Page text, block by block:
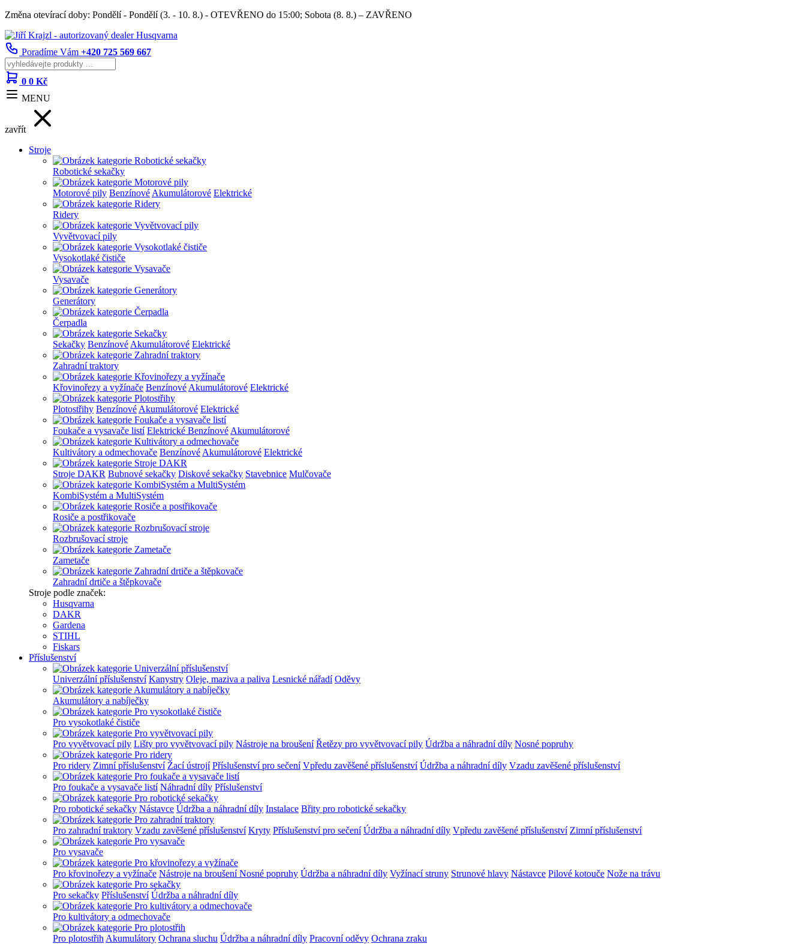
Změna otevírací doby: Pondělí - Pondělí (3. - 10. 8.) - OTEVŘENO do 15:00; Sobota (8. 8.) – ZAVŘENO
Poradíme Vám +420 725 569 667
0 0 Kč
MENU
zavřít
Stroje
Robotické sekačky
Motorové pily Benzínové Akumulátorové Elektrické
Ridery
Vyvětvovací pily
Vysokotlaké čističe
Vysavače
Generátory
Čerpadla
Sekačky Benzínové Akumulátorové Elektrické
Zahradní traktory
Křovinořezy a vyžínače Benzínové Akumulátorové Elektrické
Plotostřihy Benzínové Akumulátorové Elektrické
Foukače a vysavače listí Elektrické Benzínové Akumulátorové
Kultivátory a odmechovače Benzínové Akumulátorové Elektrické
Stroje DAKR Bubnové sekačky Diskové sekačky Stavebnice Mulčovače
KombiSystém a MultiSystém
Rosiče a postřikovače
Rozbrušovací stroje
Zametače
Zahradní drtiče a štěpkovače
Stroje podle značek:
Husqvarna
DAKR
Gardena
STIHL
Fiskars
Příslušenství
Univerzální příslušenství Kanystry Oleje, maziva a paliva Lesnické nářadí Oděvy
Akumulátory a nabíječky
Pro vysokotlaké čističe
Pro vyvětvovací pily Lišty pro vyvětvovací pily Nástroje na broušení Řetězy pro vyvětvovací pily Údržba a náhradní díly Nosné popruhy
Pro ridery Zimní příslušenství Žací ústrojí Příslušenství pro sečení Vpředu zavěšené příslušenství Údržba a náhradní díly Vzadu zavěšené příslušenství
Pro foukače a vysavače listí Náhradní díly Příslušenství
Pro robotické sekačky Nástavce Údržba a náhradní díly Instalace Břity pro robotické sekačky
Pro zahradní traktory Vzadu zavěšené příslušenství Kryty Příslušenství pro sečení Údržba a náhradní díly Vpředu zavěšené příslušenství Zimní příslušenství
Pro vysavače
Pro křovinořezy a vyžínače Nástroje na broušeníNosné popruhy Údržba a náhradní díly Vyžínací struny Strunové hlavy Nástavce Pilové kotouče Nože na trávu
Pro sekačky Příslušenství Údržba a náhradní díly
Pro kultivátory a odmechovače
Pro plotostřih Akumulátory Ochrana sluchu Údržba a náhradní díly Pracovní oděvy Ochrana zraku